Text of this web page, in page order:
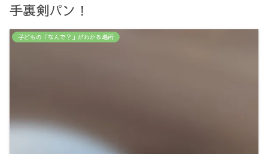
手裏剣パン！
子どもの「なんで？」がわかる場所